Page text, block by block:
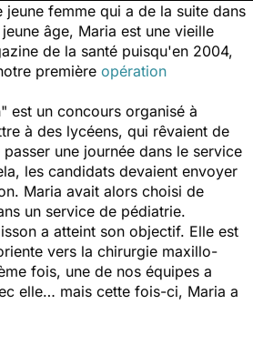
jeune femme qui a de la suite dans
âge, Maria est une vieille
de la santé puisqu'en 2004,
première opération
est un concours organisé à
à des lycéens, qui rêvaient de
une journée dans le service
les candidats devaient envoyer
Maria avait alors choisi de
un service de pédiatrie.
a atteint son objectif. Elle est
vers la chirurgie maxillo-
fois, une de nos équipes a
elle… mais cette fois-ci, Maria a